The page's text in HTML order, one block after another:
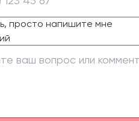
просто напишите мне